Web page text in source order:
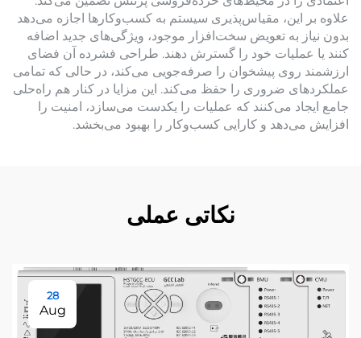
علاوه بر این، مقیاس‌پذیری سیستم به کسب‌وکارها اجازه می‌دهد
بدون نیاز به تعویض سخت‌افزار موجود، ویژگی‌های جدید اضافه
کنند یا عملیات خود را گسترش دهند. طراحی فشرده آن فضای
ارزشمند روی پیشخوان را صرفه‌جویی می‌کند، در حالی که تمامی
عملکردهای ضروری را حفظ می‌کند. این مزایا در کنار هم راه‌حلی
جامع ایجاد می‌کنند که عملیات را یکدست می‌سازد، امنیت را
افزایش می‌دهد و کارایی کسب‌وکار را بهبود می‌بخشد.
نکاتی عملی
28
Aug